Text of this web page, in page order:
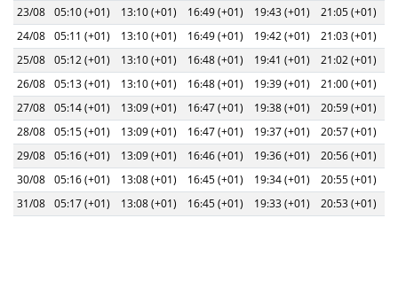
23/08 05:10 (+01) 13:10 (+01) 16:49 (+01) 19:43 (+01)
21:05 (+01)
24/08 05:11 (+01) 13:10 (+01) 16:49 (+01) 19:42 (+01)
21:03 (+01)
25/08 05:12 (+01) 13:10 (+01) 16:48 (+01) 19:41 (+01)
21:02 (+01)
26/08 05:13 (+01) 13:10 (+01) 16:48 (+01) 19:39 (+01)
21:00 (+01)
27/08 05:14 (+01) 13:09 (+01) 16:47 (+01) 19:38 (+01)
20:59 (+01)
28/08 05:15 (+01) 13:09 (+01) 16:47 (+01) 19:37 (+01)
20:57 (+01)
29/08 05:16 (+01) 13:09 (+01) 16:46 (+01) 19:36 (+01)
20:56 (+01)
30/08 05:16 (+01) 13:08 (+01) 16:45 (+01) 19:34 (+01)
20:55 (+01)
31/08 05:17 (+01) 13:08 (+01) 16:45 (+01) 19:33 (+01) 20:53 (+01)